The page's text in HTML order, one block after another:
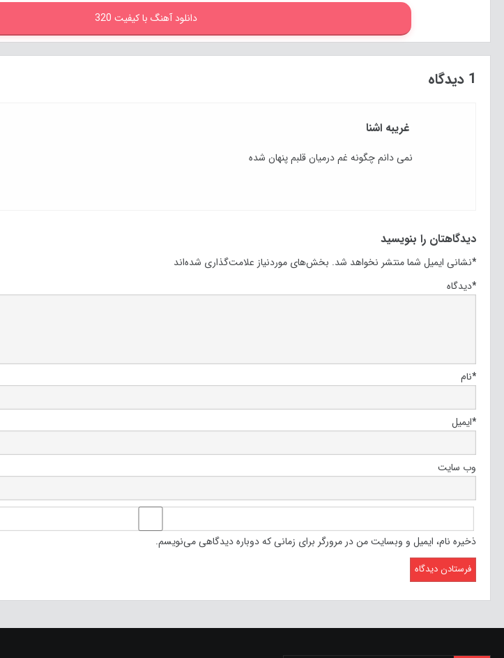
دانلود آهنگ با کیفیت 320
1 دیدگاه
غریبه اشنا
نمی دانم چگونه غم درمیان قلبم پنهان شده
دیدگاهتان را بنویسید
نشانی ایمیل شما منتشر نخواهد شد. بخش‌های موردنیاز علامت‌گذاری شده‌اند
*
دیدگاه*
نام*
ایمیل*
وب‌ سایت
ذخیره نام، ایمیل و وبسایت من در مرورگر برای زمانی که دوباره دیدگاهی می‌نویسم.